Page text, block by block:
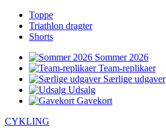
Toppe
Triathlon dragter
Shorts
Sommer 2026
Team-replikaer
Særlige udgaver
Udsalg
Gavekort
CYKLING